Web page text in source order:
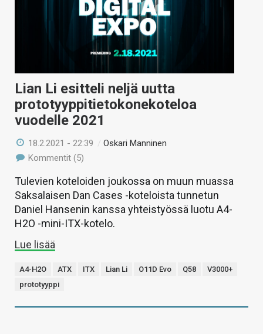
HAKU
Lian Li esitteli neljä uutta
prototyyppitietokonekoteloa
vuodelle 2021
18.2.2021 - 22:39 /Oskari Manninen
Kommentit (5)
Tulevien koteloiden joukossa on muun muassa
Saksalaisen Dan Cases -koteloista tunnetun
Daniel Hansenin kanssa yhteistyössä luotu A4-
H2O -mini-ITX-kotelo.
Lue lisää
A4-H2O ATX ITX Lian Li O11D Evo Q58
V3000+
prototyyppi